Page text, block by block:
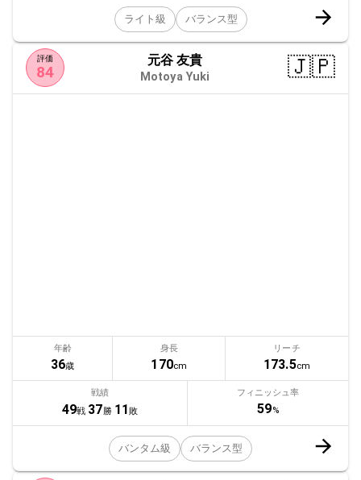
ライト級 バランス型
評価
84
元谷 友貴
Motoya Yuki 🇯🇵
年齢
36歳
身長
170cm
リーチ
173.5cm
戦績
49戦 37勝 11敗
フィニッシュ率
59%
バンタム級 バランス型